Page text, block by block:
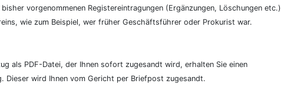
vorgenommenen Registereintragungen (Ergänzungen, Löschungen etc.)
wie zum Beispiel, wer früher Geschäftsführer oder Prokurist war.
als PDF-Datei, der Ihnen sofort zugesandt wird, erhalten Sie einen
Dieser wird Ihnen vom Gericht per Briefpost zugesandt.